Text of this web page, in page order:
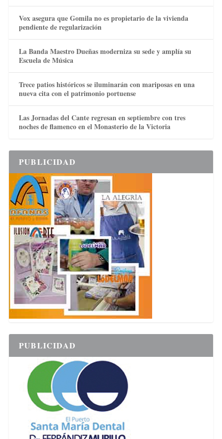
Vox asegura que Gomila no es propietario de la vivienda
pendiente de regularización
La Banda Maestro Dueñas moderniza su sede y amplía su
Escuela de Música
Trece patios históricos se iluminarán con mariposas en una
nueva cita con el patrimonio portuense
Las Jornadas del Cante regresan en septiembre con tres
noches de flamenco en el Monasterio de la Victoria
PUBLICIDAD
PUBLICIDAD